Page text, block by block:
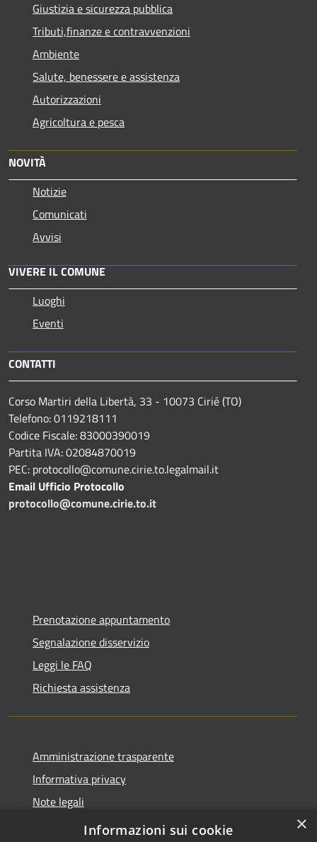
Giustizia e sicurezza pubblica
Tributi,finanze e contravvenzioni
Ambiente
Salute, benessere e assistenza
Autorizzazioni
Agricoltura e pesca
NOVITÀ
Notizie
Comunicati
Avvisi
VIVERE IL COMUNE
Luoghi
Eventi
CONTATTI
Corso Martiri della Libertà, 33 - 10073 Cirié (TO)
Telefono: 0119218111
Codice Fiscale: 83000390019
Partita IVA: 02084870019
PEC: protocollo@comune.cirie.to.legalmail.it
Email Ufficio Protocollo
protocollo@comune.cirie.to.it
Prenotazione appuntamento
Segnalazione disservizio
Leggi le FAQ
Richiesta assistenza
Amministrazione trasparente
Informativa privacy
Note legali
Dichiarazione di accessibilità
×
Informazioni sui cookie